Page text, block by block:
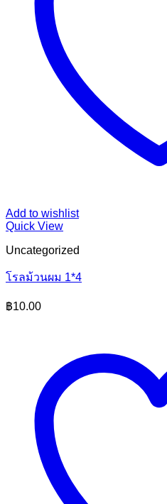
Add to wishlist
Quick View
Uncategorized
โรลม้วนผม 1*4
฿10.00